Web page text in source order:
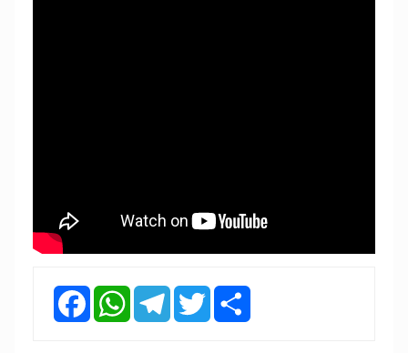
FacebookWhatsAppTelegramTwitter